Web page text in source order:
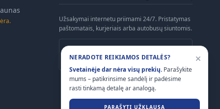
Užsakymai internetu priimami 24/7. Pristatymas
paštomatais, kurjeriais arba autobusų siuntomis.
suderinus laiką telefonu.
NERADOTE REIKIAMOS DETALĖS?
Svetainėje dar nėra visų prekių. Parašykite
mums – patikrinsime sandėlį ir padėsime
rasti tinkamą detalę ar analogą.
PARAŠYTI UŽKLAUSĄ